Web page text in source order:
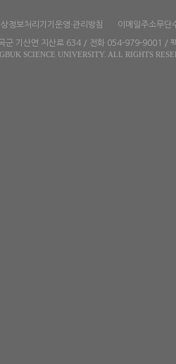
정보처리기기운영·관리방침 이메일주소무단
군 기산면 지산로 634 / 전화 054-979-9001 /
SCIENCE UNIVERSITY. ALL RIGHTS